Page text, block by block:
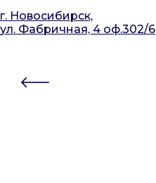
г. Новосибирск,
ул. Фабричная, 4 оф.302/6